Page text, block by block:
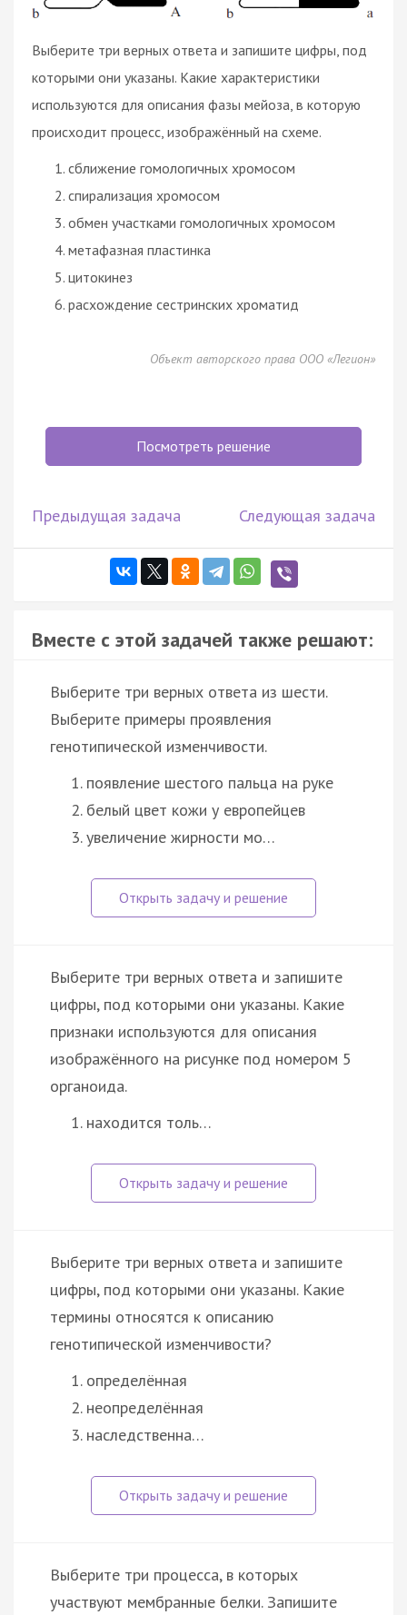
Выберите три верных ответа и запишите цифры, под
которыми они указаны. Какие характеристики
используются для описания фазы мейоза, в которую
происходит процесс, изображённый на схеме.
сближение гомологичных хромосом
спирализация хромосом
обмен участками гомологичных хромосом
метафазная пластинка
цитокинез
расхождение сестринских хроматид
Объект авторского права ООО «Легион»
Посмотреть решение
Предыдущая задача Следующая задача
Вместе с этой задачей также решают:
Выберите три верных ответа из шести.
Выберите примеры проявления
генотипической изменчивости.
появление шестого пальца на руке
белый цвет кожи у европейцев
увеличение жирности мо…
Выберите три верных ответа и запишите
цифры, под которыми они указаны. Какие
признаки используются для описания
изображённого на рисунке под номером 5
органоида.
находится толь…
Выберите три верных ответа и запишите
цифры, под которыми они указаны. Какие
термины относятся к описанию
генотипической изменчивости?
определённая
неопределённая
наследственна…
Выберите три процесса, в которых
участвуют мембранные белки. Запишите